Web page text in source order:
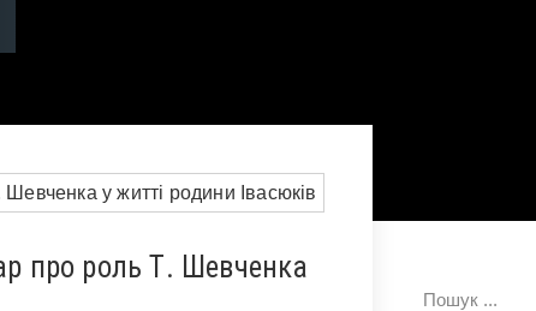
про роль Т. Шевченка